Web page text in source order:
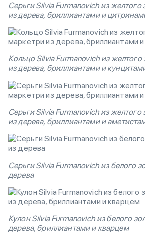
Серьги Silvia Furmanovich из желтого
из дерева, бриллиантами и
Кольцо Silvia Furmanovich из желтого
из дерева, бриллиантами и
Серьги Silvia Furmanovich из желтого
из дерева, бриллиантами и
Серьги Silvia Furmanovich из белого
дерева
Кулон Silvia Furmanovich из белого
дерева, бриллиантами и кварцем